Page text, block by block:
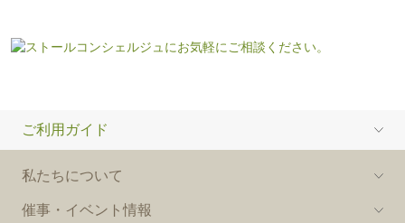
ご利用ガイド
私たちについて
催事・イベント情報